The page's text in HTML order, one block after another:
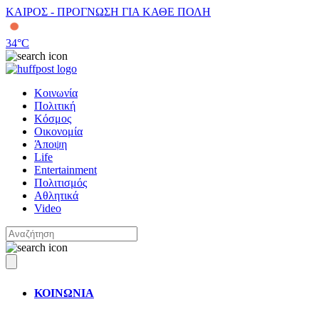
ΚΑΙΡΟΣ - ΠΡΟΓΝΩΣΗ ΓΙΑ ΚΑΘΕ ΠΟΛΗ
34°C
Κοινωνία
Πολιτική
Κόσμος
Οικονομία
Άποψη
Life
Entertainment
Πολιτισμός
Αθλητικά
Video
ΚΟΙΝΩΝΙΑ